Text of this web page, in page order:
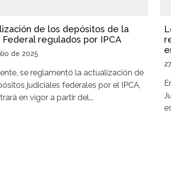
de los depósitos de la
regulados por IPCA
de 2025
se reglamentó la actualización de
judiciales federales por el IPCA,
en vigor a partir del...